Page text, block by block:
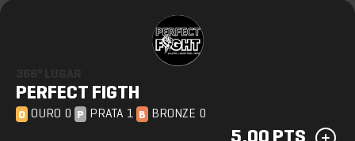
PERFECT FIGTH
O OURO 0 P PRATA 1 B BRONZE 0